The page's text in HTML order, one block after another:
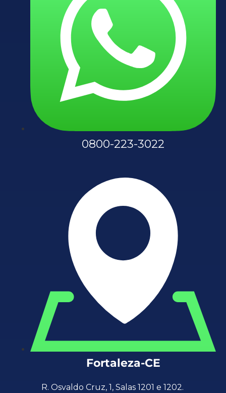
0800-223-3022
Fortaleza-CE
R. Osvaldo Cruz, 1, Salas 1201 e 1202.